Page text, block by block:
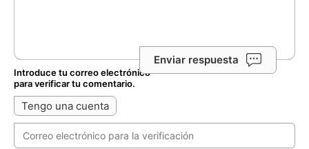
Enviar respuesta
Introduce tu correo electrónico
para verificar tu comentario.
Tengo una cuenta